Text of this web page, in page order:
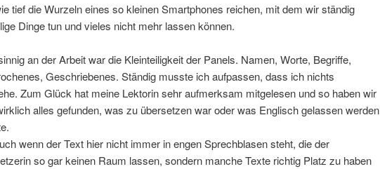
tief die Wurzeln eines so kleinen Smartphones reichen, mit dem wir ständig
Dinge tun und vieles nicht mehr lassen können.
an der Arbeit war die Kleinteiligkeit der Panels. Namen, Worte, Begriffe,
Geschriebenes. Ständig musste ich aufpassen, dass ich nichts
Zum Glück hat meine Lektorin sehr aufmerksam mitgelesen und so haben wir
alles gefunden, was zu übersetzen war oder was Englisch gelassen werden
wenn der Text hier nicht immer in engen Sprechblasen steht, die der
so gar keinen Raum lassen, sondern manche Texte richtig Platz zu haben